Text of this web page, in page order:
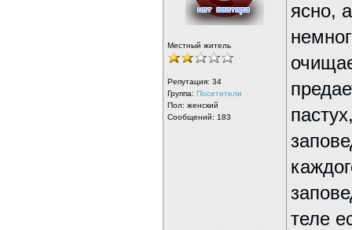
Местный житель
Репутация: 34
Группа: Посетители
Пол: женский
Сообщений: 183
ясно,
теле